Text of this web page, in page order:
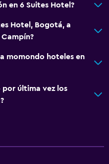
en 6 Suites Hotel?
Hotel, Bogotá, a
momondo hoteles en
por última vez los